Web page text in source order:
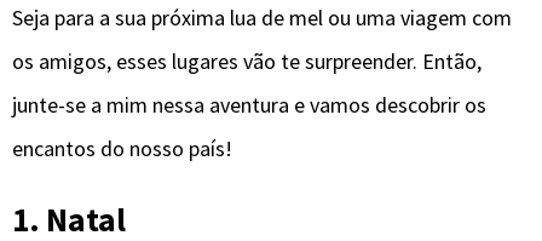
Seja para a sua próxima lua de mel ou uma viagem com
os amigos, esses lugares vão te surpreender. Então,
junte-se a mim nessa aventura e vamos descobrir os
encantos do nosso país!
1. Natal